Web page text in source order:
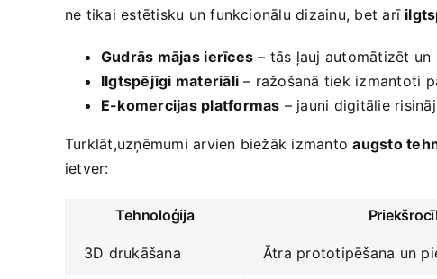
ne tikai estētisku un funkcionālu dizainu, bet arī
Gudrās mājas ⁤ierīces – tās ļauj automātizēt
Ilgtspējīgi materiāli – ražošanā tiek izmantoti
E-komercijas platformas – jauni digitālie
Turklāt,uzņēmumi arvien ‍biežāk izmantoaugsto
ietver:
Tehnoloģija
3D drukāšana Ātra prototipēšana un